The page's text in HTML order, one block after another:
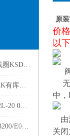
REXROTH力士乐R901258093线圈KSDER配对线圈 简介
德国hawe哈维手动滑阀SG0R-AK有库存出售
现货比例方向阀4WRPH6C3B12L-20 0811404034
德国哈威SLF3-A2H63/63A200B200/E0多路阀阀片原装出售
原
价
以
无
中
关